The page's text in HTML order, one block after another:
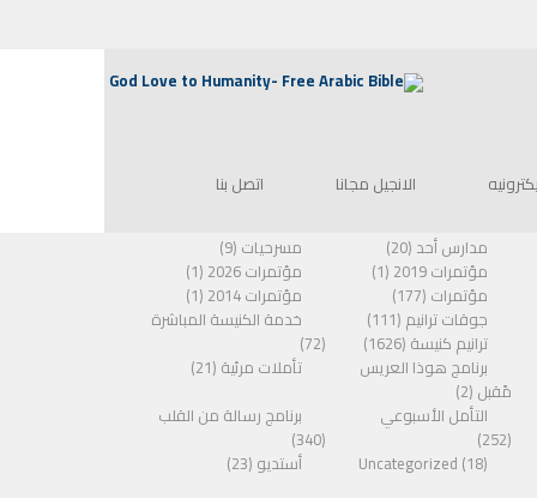
الانجيل مجانا اتصل بنا الفئات
مسرحيات (9)
مدارس أحد (20)
مؤتمرات 2026 (1)
مؤتمرات 2019 (1)
مؤتمرات 2014 (1)
مؤتمرات (177)
خدمة الكنيسة المباشرة
(72)
جوقات ترانيم (111)
ترانيم كنيسة (1626)
تأملات مرئية (21)
برنامج هوذا العريس
مًقبل (2)
برنامج رسالة من القلب
(340)
التأمل الأسبوعي
(252)
أستديو (23)
Uncategorized (18)